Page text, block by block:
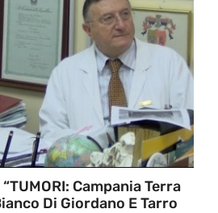
Campania Terra
Di Giordano E Tarro